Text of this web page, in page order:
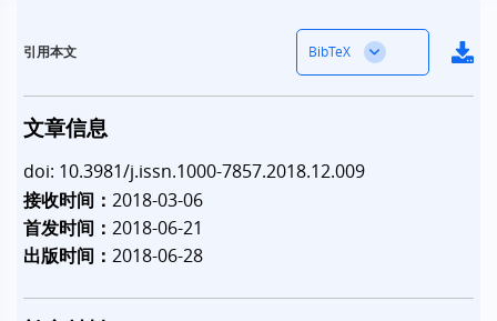
引用本文 BibTeX
文章信息
doi: 10.3981/j.issn.1000-7857.2018.12.009
接收时间：2018-03-06
首发时间：2018-06-21
出版时间：2018-06-28